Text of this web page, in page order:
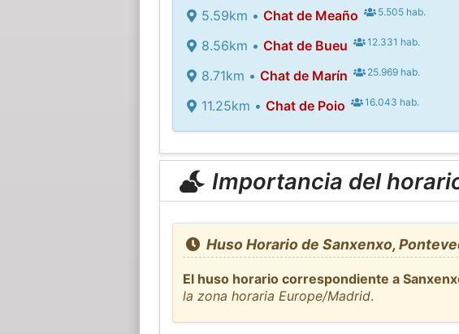
5.59km • Chat de Meaño 5.505 hab.
8.56km • Chat de Bueu 12.331 hab.
8.71km • Chat de Marín 25.969 hab.
11.25km • Chat de Poio 16.043 hab.
Importancia del
Huso Horario de Sanxenxo,
El huso horario correspondiente a
la zona horaria Europe/Madrid.